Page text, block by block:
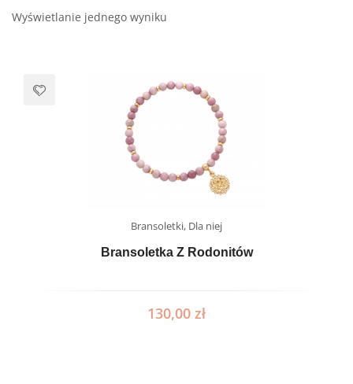
Wyświetlanie jednego wyniku
Bransoletki, Dla niej
Bransoletka Z Rodonitów
130,00 zł